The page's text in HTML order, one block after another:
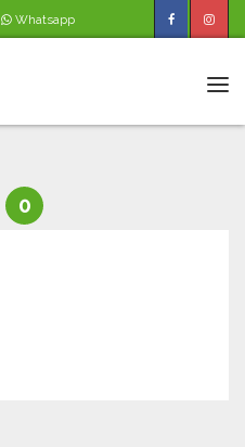
Whatsapp
0